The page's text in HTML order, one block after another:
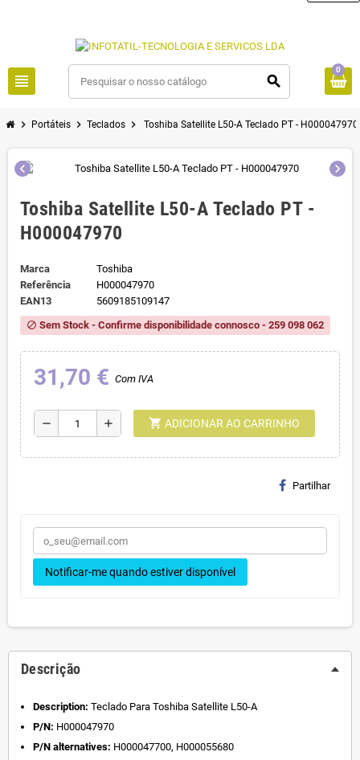
view_headline search
0
chevron_right Portáteis chevron_right Teclados chevron_right Toshiba Satellite L50-A Teclado PT - H000047970
chevron_left chevron_right
Toshiba Satellite L50-A Teclado PT -
H000047970
Marca
Toshiba
Referência
H000047970
EAN13
5609185109147
block Sem Stock - Confirme disponibilidade connosco - 259 098 062
31,70 € Com IVA
remove add shopping_cart ADICIONAR AO CARRINHO
Partilhar
Notificar-me quando estiver disponível
Descrição
Description: Teclado Para Toshiba Satellite L50-A
P/N: H000047970
P/N alternatives: H000047700, H000055680